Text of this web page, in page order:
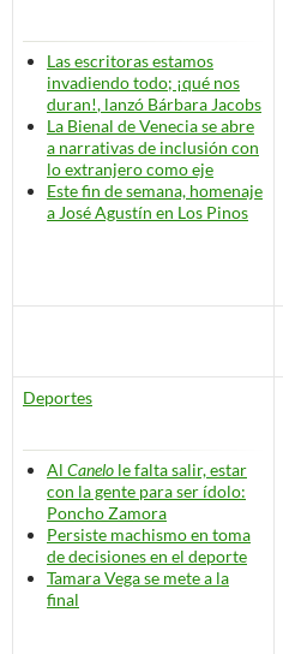
Las escritoras estamos
invadiendo todo; ¡qué nos
duran!, lanzó Bárbara Jacobs
La Bienal de Venecia se abre
a narrativas de inclusión con
loextranjerocomo eje
Este fin de semana, homenaje
a José Agustín en Los Pinos
Deportes
Al Canelo le falta salir, estar
con la gente para ser ídolo:
Poncho Zamora
Persiste machismo en toma
de decisiones en el deporte
Tamara Vega se mete a la
final